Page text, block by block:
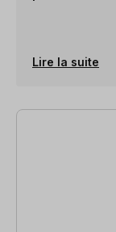
Lire la suite
9 articles trouvés